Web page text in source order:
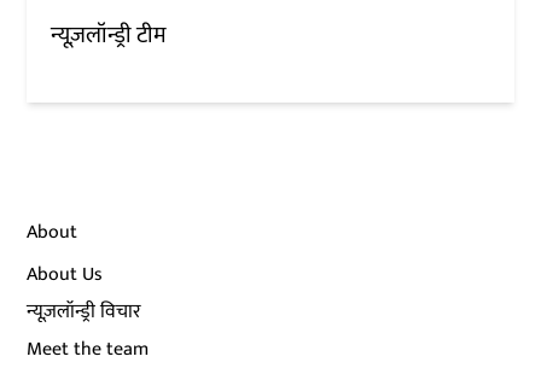
न्यूज़लॉन्ड्री टीम
About
About Us
न्यूज़लॉन्ड्री विचार
Meet the team